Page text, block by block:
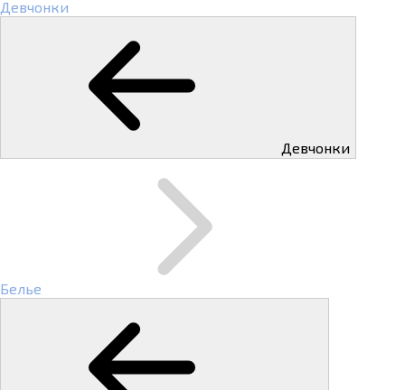
Девчонки
Девчонки
Белье